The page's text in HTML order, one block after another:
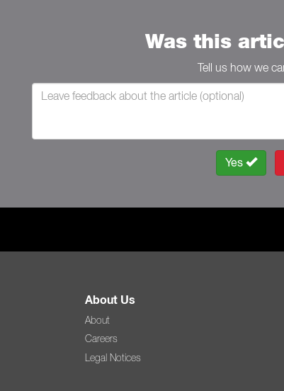
Was this
Tell us how we
Yes
About Us
About
Careers
Legal Notices